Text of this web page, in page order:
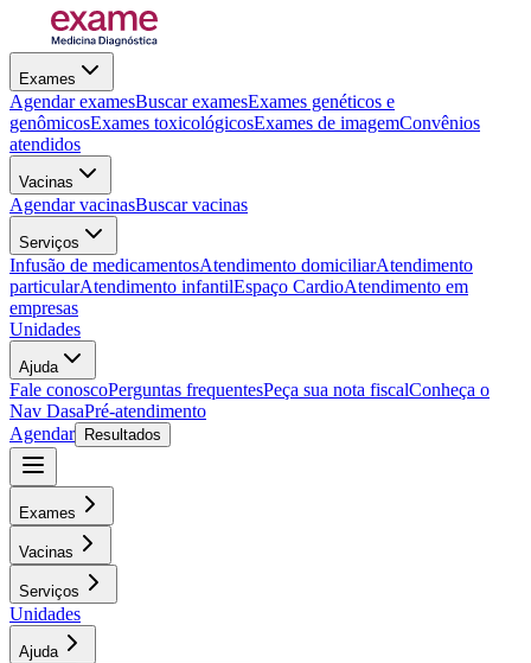
Exames
Agendar examesBuscar examesExames genéticos e
genômicosExames toxicológicosExames de imagemConvênios
atendidos
Vacinas
Agendar vacinasBuscar vacinas
Serviços
Infusão de medicamentosAtendimento domiciliarAtendimento
particularAtendimento infantilEspaço CardioAtendimento em
empresas
Unidades
Ajuda
Fale conoscoPerguntas frequentesPeça sua nota fiscalConheça o
Nav DasaPré-atendimento
Agendar
Resultados
Exames
Vacinas
Serviços
Unidades
Ajuda